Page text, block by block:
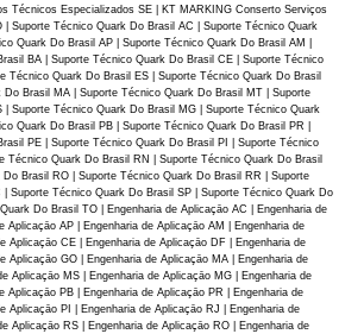
Técnicos Especializados SE | KT MARKING Conserto Serviços
Suporte Técnico Quark Do Brasil AC | Suporte Técnico Quark
Quark Do Brasil AP | Suporte Técnico Quark Do Brasil AM |
BA | Suporte Técnico Quark Do Brasil CE | Suporte Técnico
Técnico Quark Do Brasil ES | Suporte Técnico Quark Do Brasil
Do Brasil MA | Suporte Técnico Quark Do Brasil MT | Suporte
Suporte Técnico Quark Do Brasil MG | Suporte Técnico Quark
Quark Do Brasil PB | Suporte Técnico Quark Do Brasil PR |
PE | Suporte Técnico Quark Do Brasil PI | Suporte Técnico
Técnico Quark Do Brasil RN | Suporte Técnico Quark Do Brasil
Brasil RO | Suporte Técnico Quark Do Brasil RR | Suporte
Suporte Técnico Quark Do Brasil SP | Suporte Técnico Quark Do
Do Brasil TO | Engenharia de Aplicaçāo AC | Engenharia de
Aplicaçāo AP | Engenharia de Aplicaçāo AM | Engenharia de
Aplicaçāo CE | Engenharia de Aplicaçāo DF | Engenharia de
Aplicaçāo GO | Engenharia de Aplicaçāo MA | Engenharia de
Aplicaçāo MS | Engenharia de Aplicaçāo MG | Engenharia de
Aplicaçāo PB | Engenharia de Aplicaçāo PR | Engenharia de
Aplicaçāo PI | Engenharia de Aplicaçāo RJ | Engenharia de
Aplicaçāo RS | Engenharia de Aplicaçāo RO | Engenharia de